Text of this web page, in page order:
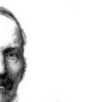
coação e
do ponto de vista
etc, mas
campo,
espírita não está
contraditório